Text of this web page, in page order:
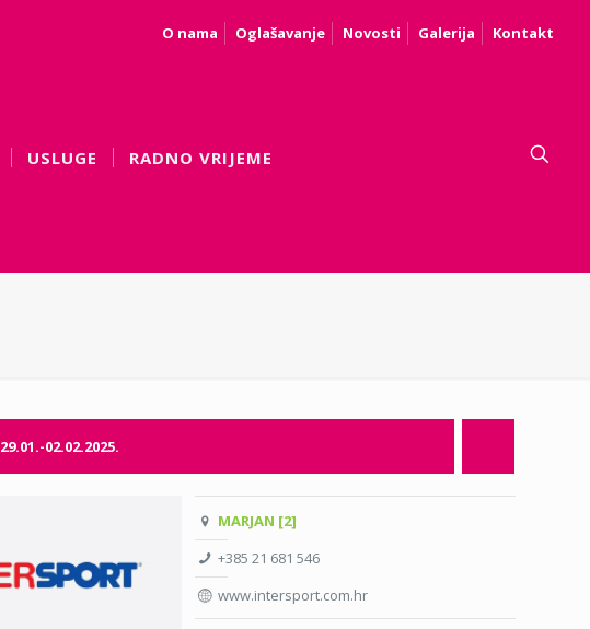
O nama Oglašavanje Novosti Galerija Kontakt
USLUGE RADNO VRIJEME
29.01.-02.02.2025.
MARJAN [2]
+385 21 681 546
www.intersport.com.hr